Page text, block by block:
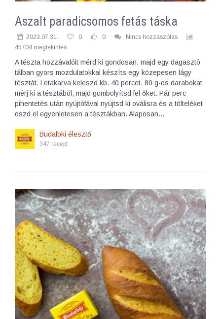
Aszalt paradicsomos fetás táska
2023.07.31. 0 0
Nincs hozzászólás
45704 megtekintés
A tészta hozzávalóit mérd ki gondosan, majd egy dagasztó
tálban gyors mozdulatokkal készíts egy közepesen lágy
tésztát. Letakarva keleszd kb. 40 percet. 80 g-os darabokat
mérj ki a tésztából, majd gömbölyítsd fel őket. Pár perc
pihentetés után nyújtófával nyújtsd ki oválisra és a tölteléket
oszd el egyenletesen a tésztákban. Alaposan…
Budafoki élesztő
347 recept